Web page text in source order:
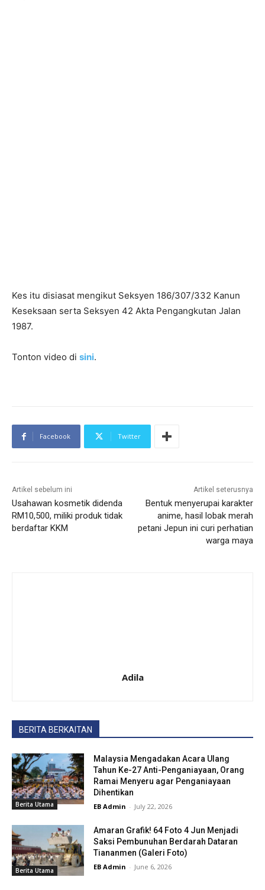
Kes itu disiasat mengikut Seksyen 186/307/332 Kanun
Keseksaan serta Seksyen 42 Akta Pengangkutan Jalan
1987.
Tonton video di sini.
Facebook Twitter
Artikel sebelum ini
Usahawan kosmetik didenda
RM10,500, miliki produk tidak
berdaftar KKM
Artikel seterusnya
Bentuk menyerupai karakter
anime, hasil lobak merah
petani Jepun ini curi perhatian
warga maya
Adila
BERITA BERKAITAN
Berita Utama
Malaysia Mengadakan Acara Ulang
Tahun Ke-27 Anti-Penganiayaan, Orang
Ramai Menyeru agar Penganiayaan
Dihentikan
EB Admin - July 22, 2026
Berita Utama
Amaran Grafik! 64 Foto 4 Jun Menjadi
Saksi Pembunuhan Berdarah Dataran
Tiananmen (Galeri Foto)
EB Admin - June 6, 2026